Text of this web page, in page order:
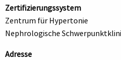
Zertifizierungssystem
Zentrum für Hypertonie
Nephrologische
Adresse